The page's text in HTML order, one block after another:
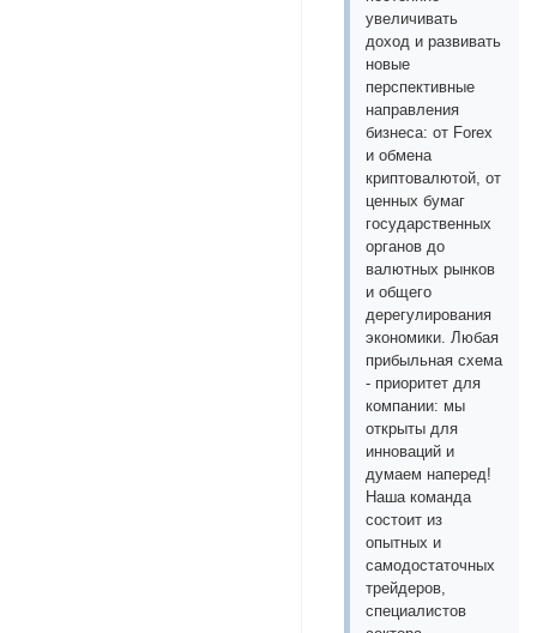
увеличивать
доход и развивать
новые
перспективные
направления
бизнеса: от Forex
и обмена
криптовалютой, от
ценных бумаг
государственных
органов до
валютных рынков
и общего
дерегулирования
экономики. Любая
прибыльная схема
- приоритет для
компании: мы
открыты для
инноваций и
думаем наперед!
Наша команда
состоит из
опытных и
самодостаточных
трейдеров,
специалистов